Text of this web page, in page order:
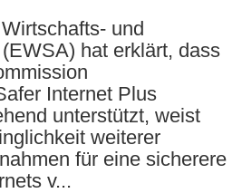
und
hat erklärt, dass
Internet Plus
unterstützt, weist
weiterer
für eine sicherere
v...